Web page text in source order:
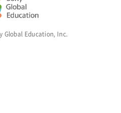
Global Education, Inc.